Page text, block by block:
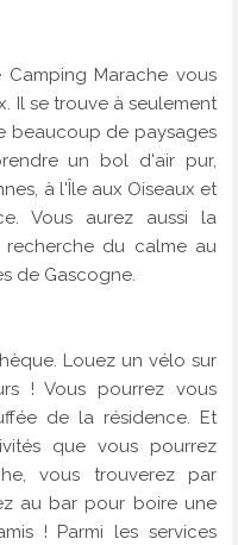
Camping Marache vous
Il se trouve à seulement
beaucoup de paysages
un bol d'air pur,
à l'Île aux Oiseaux et
Vous aurez aussi la
recherche du calme au
de Gascogne.
Louez un vélo sur
! Vous pourrez vous
de la résidence. Et
que vous pourrez
vous trouverez par
au bar pour boire une
! Parmi les services